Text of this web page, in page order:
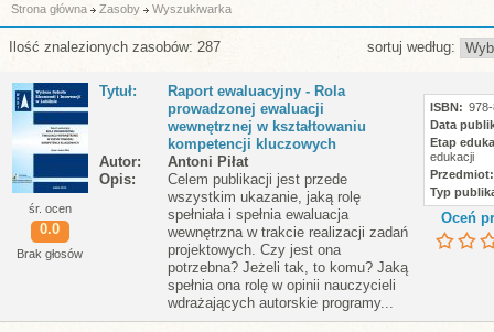
Strona główna Zasoby Wyszukiwarka
Ilość znalezionych zasobów: 287 sortuj według:
śr. ocen
0.0
Brak głosów
Tytuł
Raport ewaluacyjny - Rola
prowadzonej ewaluacji
wewnętrznej w kształtowaniu
kompetencji kluczowych
Autor
Antoni Piłat
Opis
Celem publikacji jest przede
wszystkim ukazanie, jaką rolę
spełniała i spełnia ewaluacja
wewnętrzna w trakcie realizacji zadań
projektowych. Czy jest ona
potrzebna? Jeżeli tak, to komu? Jaką
spełnia ona rolę w opinii nauczycieli
wdrażających autorskie programy...
ISBN
Data
Etap
edukacji
Przedmiot
Typ
Oceń